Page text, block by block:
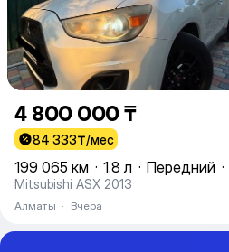
4 800 000 ₸
84 333₸/мес
199 065 км · 1.8 л · Передний ·
Mitsubishi ASX 2013
Алматы · Вчера